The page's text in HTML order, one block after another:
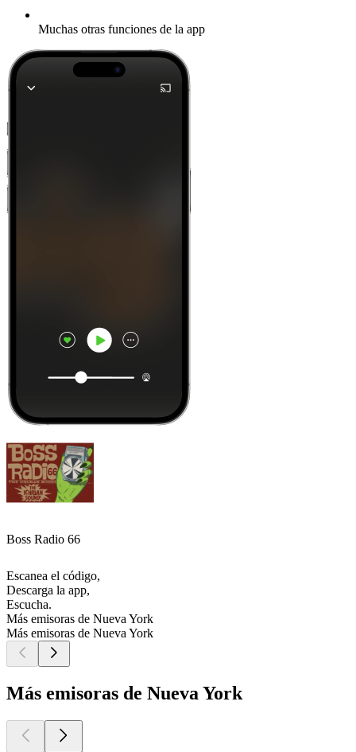
Muchas otras funciones de la app
Boss Radio 66
Escanea el código,
Descarga la app,
Escucha.
Más emisoras de Nueva York
Más emisoras de Nueva York
Más emisoras de Nueva York